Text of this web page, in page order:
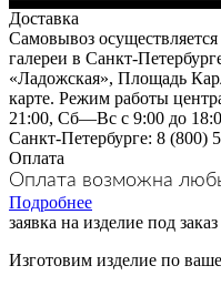
Доставка
Самовывоз
галереи в Санкт-
«Ладожская», Площадь
карте. Режим работы
21:00, Сб—Вс с 9:00 до
Санкт-Петербурге: 8 (800)
Оплата
Оплата возможна
Подробнее
заявка на изделие под заказ
Изготовим изделие по